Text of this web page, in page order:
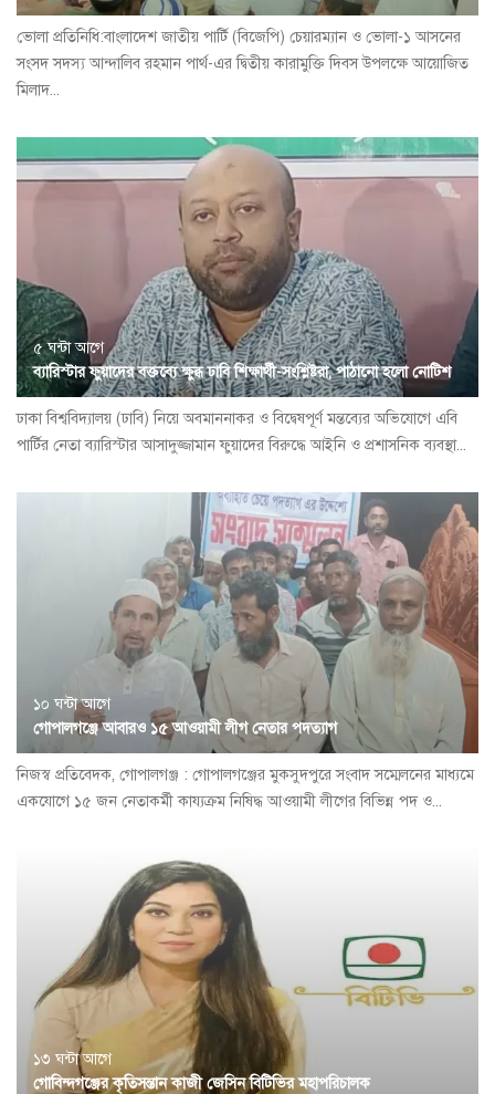
ভোলা প্রতিনিধি:বাংলাদেশ জাতীয় পার্টি (বিজেপি) চেয়ারম্যান ও ভোলা-১ আসনের
সংসদ সদস্য আন্দালিব রহমান পার্থ-এর দ্বিতীয় কারামুক্তি দিবস উপলক্ষে আয়োজিত
মিলাদ...
৫ ঘন্টা আগে
ব্যারিস্টার ফুয়াদের বক্তব্যে ক্ষুব্ধ ঢাবি শিক্ষার্থী-সংশ্লিষ্টরা, পাঠানো হলো নোটিশ
ঢাকা বিশ্ববিদ্যালয় (ঢাবি) নিয়ে অবমাননাকর ও বিদ্বেষপূর্ণ মন্তব্যের অভিযোগে এবি
পার্টির নেতা ব্যারিস্টার আসাদুজ্জামান ফুয়াদের বিরুদ্ধে আইনি ও প্রশাসনিক ব্যবস্থা...
১০ ঘন্টা আগে
গোপালগঞ্জে আবারও ১৫ আওয়ামী লীগ নেতার পদত্যাগ
নিজস্ব প্রতিবেদক, গোপালগঞ্জ : গোপালগঞ্জের মুকসুদপুরে সংবাদ সম্মেলনের মাধ্যমে
একযোগে ১৫ জন নেতাকর্মী কায্যক্রম নিষিদ্ধ আওয়ামী লীগের বিভিন্ন পদ ও...
১৩ ঘন্টা আগে
গোবিন্দগঞ্জের কৃতিসন্তান কাজী জেসিন বিটিভির মহাপরিচালক